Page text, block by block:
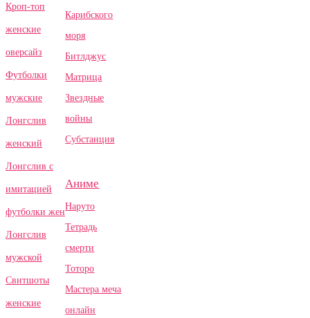
Кроп-топ
женские
оверсайз
Футболки
мужские
Лонгслив
женский
Лонгслив с
имитацией
футболки жен
Лонгслив
мужской
Свитшоты
женские
Карибского
моря
Битлджус
Матрица
Звездные
войны
Субстанция
Аниме
Наруто
Тетрадь
смерти
Тоторо
Мастера меча
онлайн